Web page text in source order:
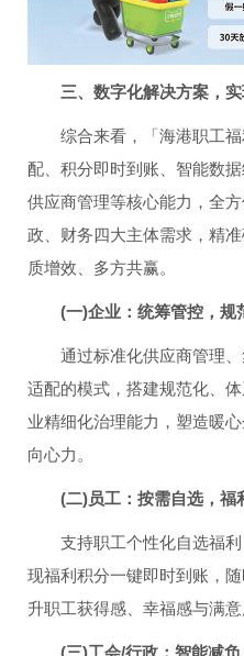
三、数字化解决方案，
综合来看，「海港职工福
配、积分即时到账、智能数
供应商管理等核心能力，全
政、财务四大主体需求，精
质增效、多方共赢。
(一)企业：统筹管控，规
通过标准化供应商管理、
适配的模式，搭建规范化、
业精细化治理能力，塑造暖
向心力。
(二)员工：按需自选，福
支持职工个性化自选福利
现福利积分一键即时到账，
升职工获得感、幸福感与满意